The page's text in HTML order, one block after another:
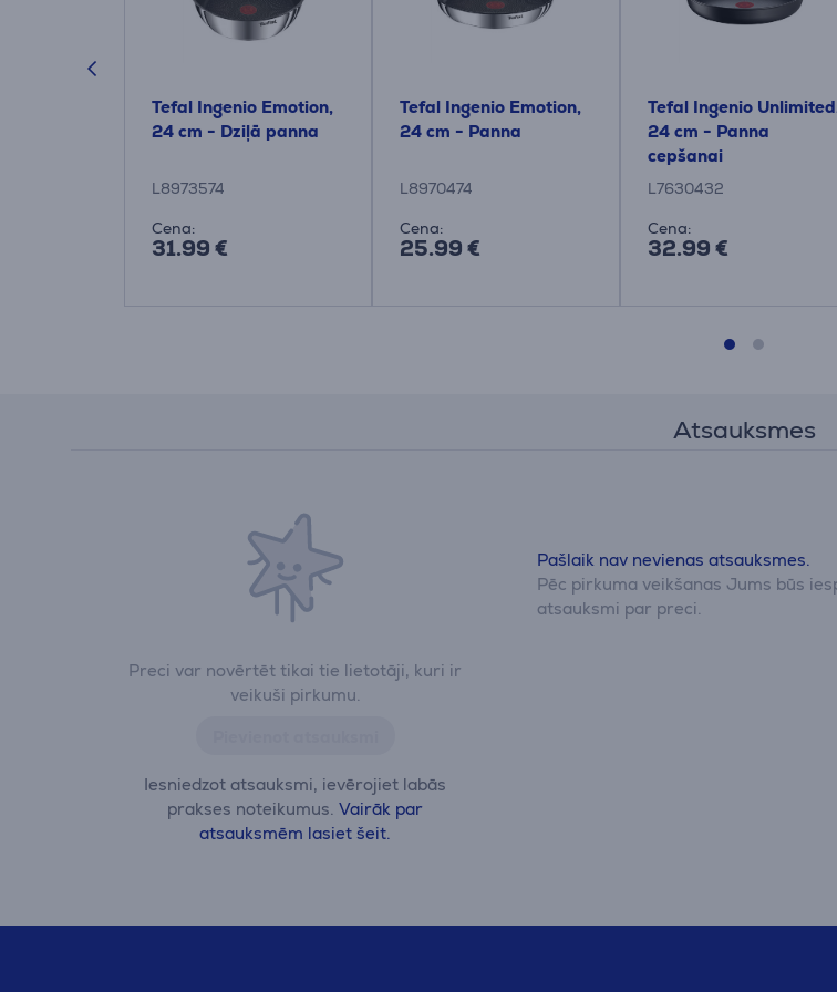
Tefal Ingenio Emotion,
24 cm - Dziļā panna
L8973574
Cena:
31.99 €
Tefal Ingenio Emotion,
24 cm - Panna
L8970474
Cena:
25.99 €
Tefal Ingenio
24 cm - Panna
cepšanai
L7630432
Cena:
32.99 €
Atsauksmes
Preci var novērtēt tikai tie lietotāji, kuri ir
veikuši pirkumu.
Iesniedzot atsauksmi, ievērojiet labās
prakses noteikumus.Vairāk par
atsauksmēm lasiet šeit.
Pašlaik nav nevienas atsauksmes.
Pēc pirkuma veikšanas Jums būs
atsauksmi par preci.